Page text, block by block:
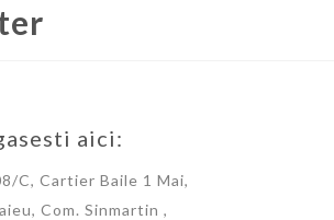
aici:
C, Cartier Baile 1 Mai,
Com. Sinmartin ,